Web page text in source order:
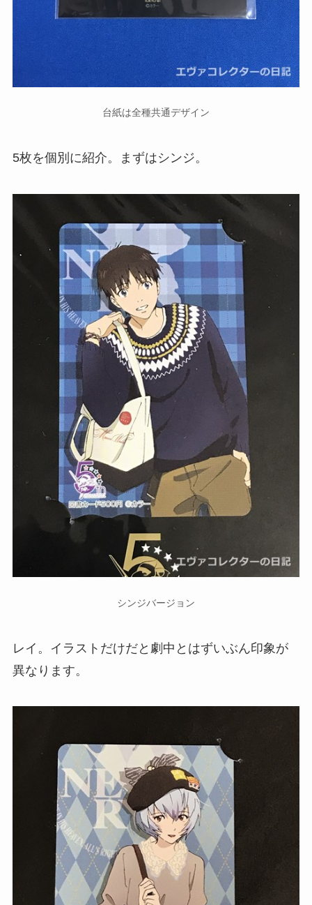
台紙は全種共通デザイン
5枚を個別に紹介。まずはシンジ。
シンジバージョン
レイ。イラストだけだと劇中とはずいぶん印象が
異なります。